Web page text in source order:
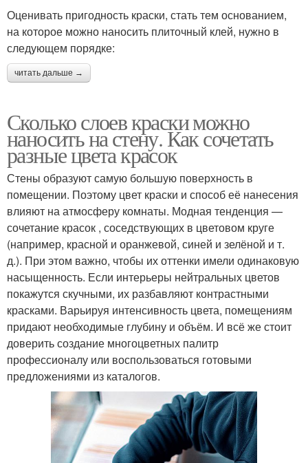
Оценивать пригодность краски, стать тем основанием,
на которое можно наносить плиточный клей, нужно в
следующем порядке:
читать дальше →
Сколько слоев краски можно
наносить на стену. Как сочетать
разные цвета красок
Стены образуют самую большую поверхность в
помещении. Поэтому цвет краски и способ её нанесения
влияют на атмосферу комнаты. Модная тенденция —
сочетание красок , соседствующих в цветовом круге
(например, красной и оранжевой, синей и зелёной и т.
д.). При этом важно, чтобы их оттенки имели одинаковую
насыщенность. Если интерьеры нейтральных цветов
покажутся скучными, их разбавляют контрастными
красками. Варьируя интенсивность цвета, помещениям
придают необходимые глубину и объём. И всё же стоит
доверить создание многоцветных палитр
профессионалу или воспользоваться готовыми
предложениями из каталогов.